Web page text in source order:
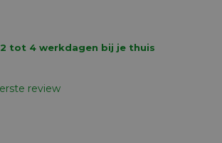
tot 4 werkdagen bij je thuis
review